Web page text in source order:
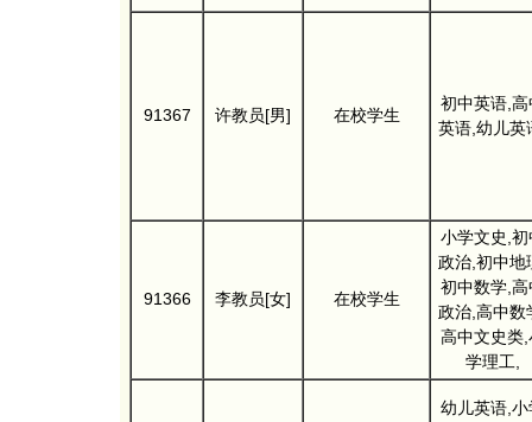
91367 许教员[男] 在校学生
初中英语,高
英语,幼儿英
91366 李教员[女] 在校学生
小学文史,初
政治,初中地
初中数学,高
政治,高中数
高中文史类,
学理工,
幼儿英语,小